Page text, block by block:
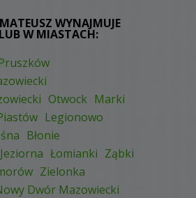
WYNAJMUJE
W MIASTACH:
Otwock Marki
Legionowo
Błonie
Łomianki Ząbki
Zielonka
Dwór Mazowiecki